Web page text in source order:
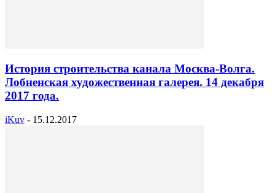
История строительства канала Москва-Волга.
Лобненская художественная галерея. 14 декабря
2017 года.
iKuv - 15.12.2017